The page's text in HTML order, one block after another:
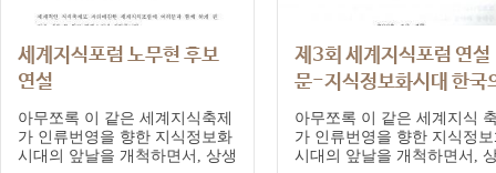
세계지식포럼 노무현 후보
연설
취임전 연설, 강연
아무쪼록 이 같은 세계지식축제
가 인류번영을 향한 지식정보화
시대의 앞날을 개척하면서, 상생
제3회 세계지식포럼 연설
문-지식정보화시대 한국
변화와 선택
2002. 10. 17. 새천년민주당
통령후보 노무현
아무쪼록 이 같은 세계지식
가 인류번영을 향한 지식정
시대의 앞날을 개척하면서,